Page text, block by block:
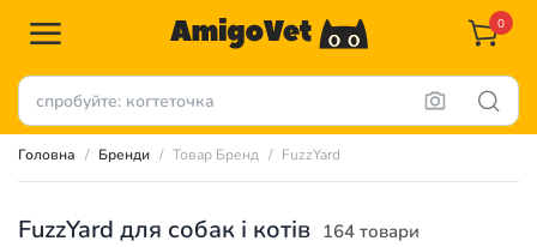
0
Головна Бренди Товар Бренд FuzzYard
FuzzYard для собак і котів 164 товари